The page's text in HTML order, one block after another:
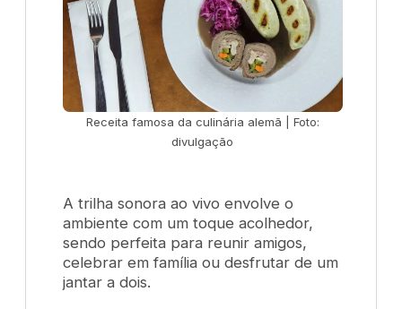
Receita famosa da culinária alemã | Foto:
divulgação
A trilha sonora ao vivo envolve o
ambiente com um toque acolhedor,
sendo perfeita para reunir amigos,
celebrar em família ou desfrutar de um
jantar a dois.